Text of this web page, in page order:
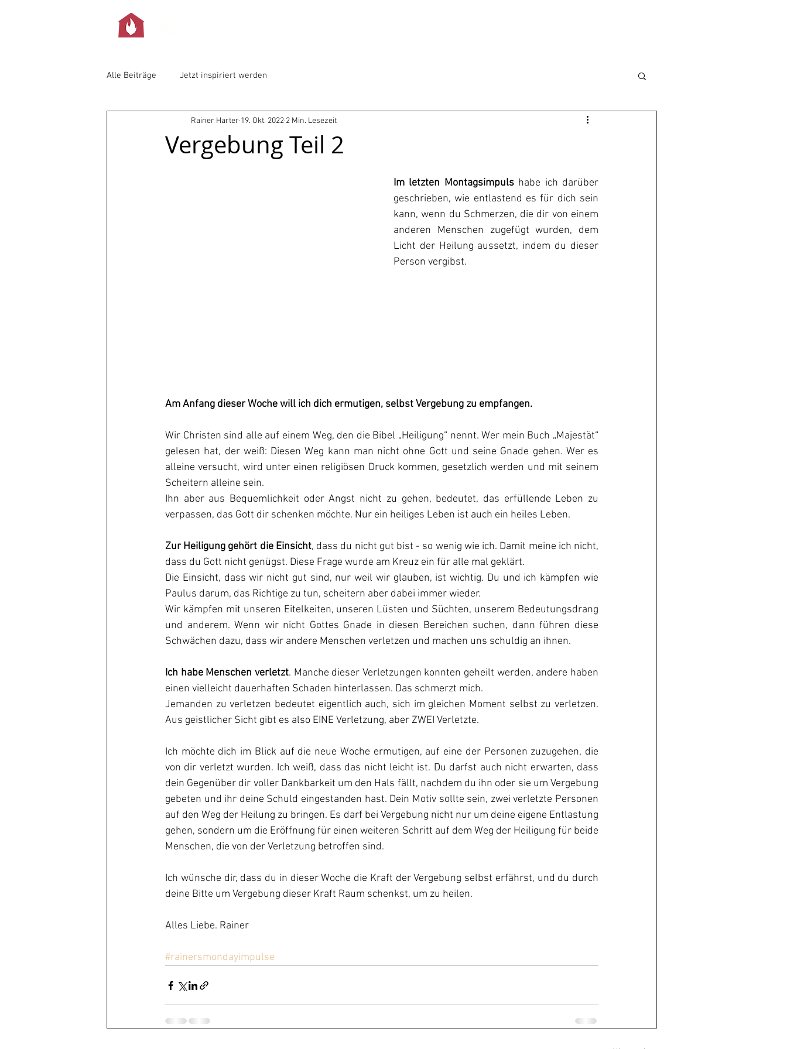
Alle Beiträge Jetzt inspiriert werden
Vergebung Teil 2
Rainer Harter 19. Okt. 2022 2 Min. Lesezeit
Im letzten Montagsimpuls habe ich darüber
geschrieben, wie entlastend es für dich sein
kann, wenn du Schmerzen, die dir von einem
anderen Menschen zugefügt wurden, dem
Licht der Heilung aussetzt, indem du dieser
Person vergibst.
Am Anfang dieser Woche will ich dich ermutigen, selbst Vergebung zu empfangen.
Wir Christen sind alle auf einem Weg, den die Bibel „Heiligung“ nennt. Wer mein Buch „Majestät“
gelesen hat, der weiß: Diesen Weg kann man nicht ohne Gott und seine Gnade gehen. Wer es
alleine versucht, wird unter einen religiösen Druck kommen, gesetzlich werden und mit seinem
Scheitern alleine sein.
Ihn aber aus Bequemlichkeit oder Angst nicht zu gehen, bedeutet, das erfüllende Leben zu
verpassen, das Gott dir schenken möchte. Nur ein heiliges Leben ist auch ein heiles Leben.
Zur Heiligung gehört die Einsicht, dass du nicht gut bist - so wenig wie ich. Damit meine ich nicht,
dass du Gott nicht genügst. Diese Frage wurde am Kreuz ein für alle mal geklärt.
Die Einsicht, dass wir nicht gut sind, nur weil wir glauben, ist wichtig. Du und ich kämpfen wie
Paulus darum, das Richtige zu tun, scheitern aber dabei immer wieder.
Wir kämpfen mit unseren Eitelkeiten, unseren Lüsten und Süchten, unserem Bedeutungsdrang
und anderem. Wenn wir nicht Gottes Gnade in diesen Bereichen suchen, dann führen diese
Schwächen dazu, dass wir andere Menschen verletzen und machen uns schuldig an ihnen.
Ich habe Menschen verletzt. Manche dieser Verletzungen konnten geheilt werden, andere haben
einen vielleicht dauerhaften Schaden hinterlassen. Das schmerzt mich.
Jemanden zu verletzen bedeutet eigentlich auch, sich im gleichen Moment selbst zu verletzen.
Aus geistlicher Sicht gibt es also EINE Verletzung, aber ZWEI Verletzte.
Ich möchte dich im Blick auf die neue Woche ermutigen, auf eine der Personen zuzugehen, die
von dir verletzt wurden. Ich weiß, dass das nicht leicht ist. Du darfst auch nicht erwarten, dass
dein Gegenüber dir voller Dankbarkeit um den Hals fällt, nachdem du ihn oder sie um Vergebung
gebeten und ihr deine Schuld eingestanden hast. Dein Motiv sollte sein, zwei verletzte Personen
auf den Weg der Heilung zu bringen. Es darf bei Vergebung nicht nur um deine eigene Entlastung
gehen, sondern um die Eröffnung für einen weiteren Schritt auf dem Weg der Heiligung für beide
Menschen, die von der Verletzung betroffen sind.
Ich wünsche dir, dass du in dieser Woche die Kraft der Vergebung selbst erfährst, und du durch
deine Bitte um Vergebung dieser Kraft Raum schenkst, um zu heilen.
Alles Liebe. Rainer
#rainersmondayimpulse